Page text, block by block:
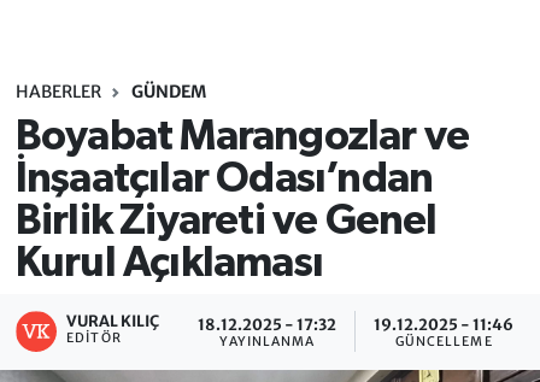
HABERLER GÜNDEM
Boyabat Marangozlar ve
İnşaatçılar Odası’ndan
Birlik Ziyareti ve Genel
Kurul Açıklaması
VURAL KILIÇ
EDITÖR
18.12.2025 - 17:32
YAYINLANMA
19.12.2025 - 11:46
GÜNCELLEME
Sinop Trafik Yoğunluk Haritası
Süper Lig Puan Durumu ve Fikstür
Tüm Manşetler
Son Dakika Haberleri
Haber Arşivi